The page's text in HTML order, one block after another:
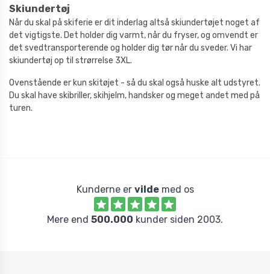
Skiundertøj
Når du skal på skiferie er dit inderlag altså skiundertøjet noget af
det vigtigste. Det holder dig varmt, når du fryser, og omvendt er
det svedtransporterende og holder dig tør når du sveder. Vi har
skiundertøj op til strørrelse 3XL.
Ovenstående er kun skitøjet - så du skal også huske alt udstyret.
Du skal have skibriller, skihjelm, handsker og meget andet med på
turen.
Kunderne er vildemed os
Mere end 500.000 kunder siden 2003.